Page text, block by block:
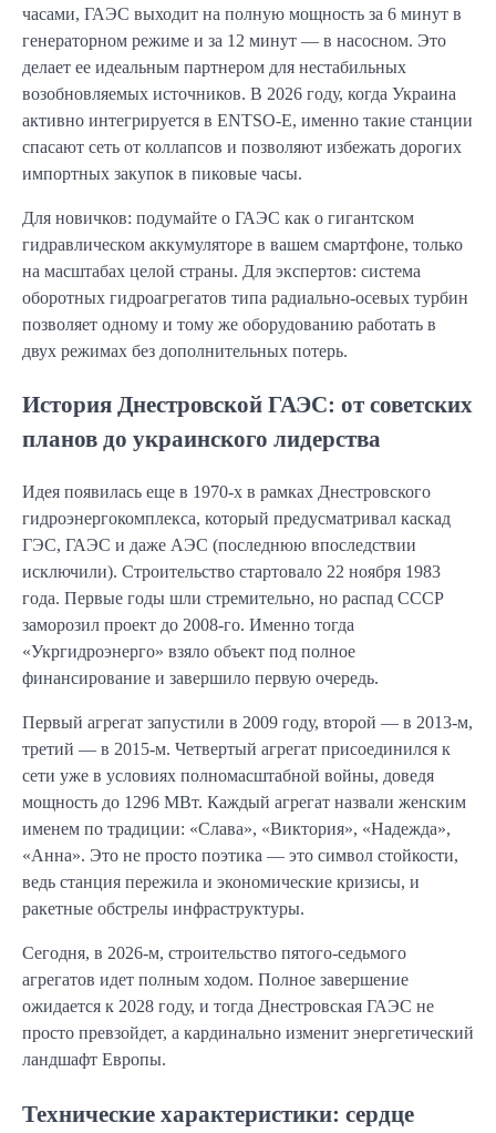
часами, ГАЭС выходит на полную мощность за 6 минут в
генераторном режиме и за 12 минут — в насосном. Это
делает ее идеальным партнером для нестабильных
возобновляемых источников. В 2026 году, когда Украина
активно интегрируется в ENTSO-E, именно такие станции
спасают сеть от коллапсов и позволяют избежать дорогих
импортных закупок в пиковые часы.
Для новичков: подумайте о ГАЭС как о гигантском
гидравлическом аккумуляторе в вашем смартфоне, только
на масштабах целой страны. Для экспертов: система
оборотных гидроагрегатов типа радиально-осевых турбин
позволяет одному и тому же оборудованию работать в
двух режимах без дополнительных потерь.
История Днестровской ГАЭС: от советских
планов до украинского лидерства
Идея появилась еще в 1970-х в рамках Днестровского
гидроэнергокомплекса, который предусматривал каскад
ГЭС, ГАЭС и даже АЭС (последнюю впоследствии
исключили). Строительство стартовало 22 ноября 1983
года. Первые годы шли стремительно, но распад СССР
заморозил проект до 2008-го. Именно тогда
«Укргидроэнерго» взяло объект под полное
финансирование и завершило первую очередь.
Первый агрегат запустили в 2009 году, второй — в 2013-м,
третий — в 2015-м. Четвертый агрегат присоединился к
сети уже в условиях полномасштабной войны, доведя
мощность до 1296 МВт. Каждый агрегат назвали женским
именем по традиции: «Слава», «Виктория», «Надежда»,
«Анна». Это не просто поэтика — это символ стойкости,
ведь станция пережила и экономические кризисы, и
ракетные обстрелы инфраструктуры.
Сегодня, в 2026-м, строительство пятого-седьмого
агрегатов идет полным ходом. Полное завершение
ожидается к 2028 году, и тогда Днестровская ГАЭС не
просто превзойдет, а кардинально изменит энергетический
ландшафт Европы.
Технические характеристики: сердце